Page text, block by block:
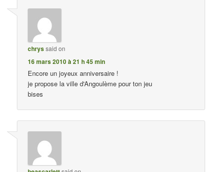
chryssaid on
16 mars 2010 à 21 h 45 min
Encore un joyeux anniversaire !
je propose la ville d'Angoulème pour ton jeu
bises